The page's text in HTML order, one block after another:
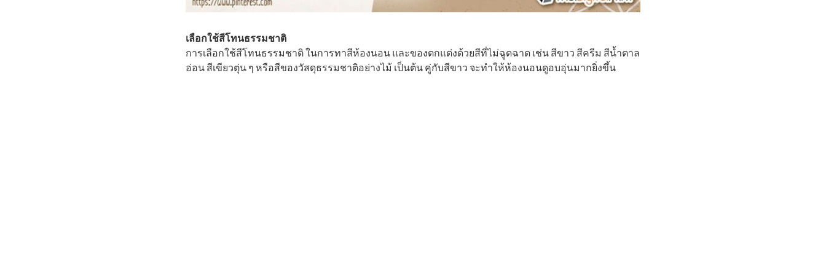
เลือกใช้สีโทนธรรมชาติ
การเลือกใช้สีโทนธรรมชาติ ในการทาสีห้องนอน และของตกแต่งด้วยสีที่ไม่ฉูดฉาด เช่น สีขาว สีครีม สีน้ำตาล
อ่อน สีเขียวตุ่น ๆ หรือสีของวัสดุธรรมชาติอย่างไม้ เป็นต้น คู่กับสีขาว จะทำให้ห้องนอนดูอบอุ่นมากยิ่งขึ้น